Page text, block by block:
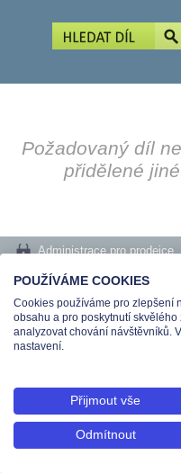
Požadovaný díl
přidělené
Administrace pro prodejce
Nastavení cookies
Tel.: +420 491 519 500 | E-mail:
© 2026 Teas spol. s r. o.,
48906565, DIČ: CZ699008048,
POUŽÍVÁME COOKIES
Cookies používáme pro zlepšení
obsahu a pro poskytnutí
analyzovat chování návštěvníků.
nastavení.
Přijmout vše
Odmítnout